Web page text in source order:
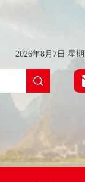
2026年8月7日 星